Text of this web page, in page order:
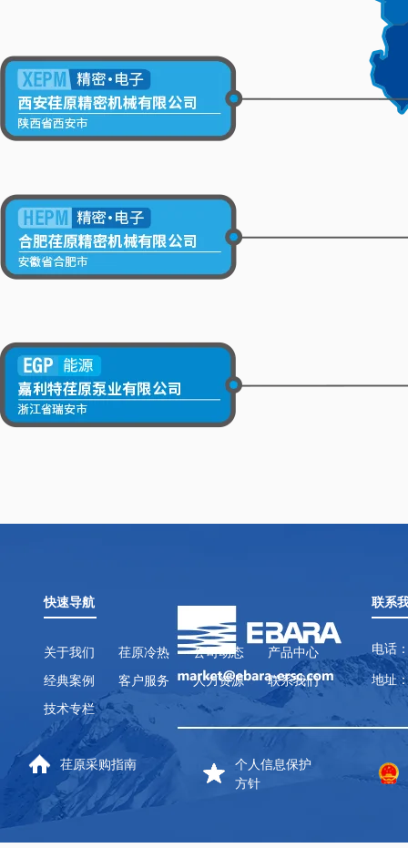
快速导航
关于我们 荏原冷热 公司动态
产品中心
经典案例
客户服务 人力资源
联系我们
技术专栏
联系
电话
地址
荏原采购指南
个人信息保护
方针